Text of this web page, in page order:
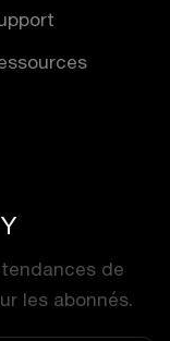
de
les abonnés.